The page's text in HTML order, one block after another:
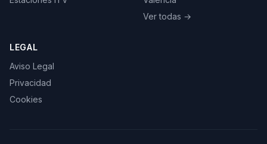
Ver todas →
LEGAL
Aviso Legal
Privacidad
Cookies